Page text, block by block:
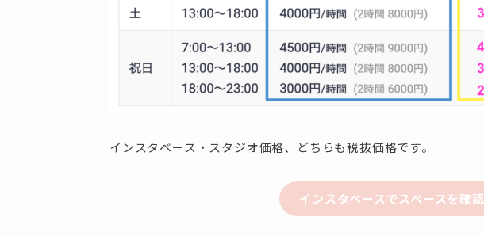
インスタベース・スタジオ価格、どちらも税抜価格です。
インスタベースでスペースを確認